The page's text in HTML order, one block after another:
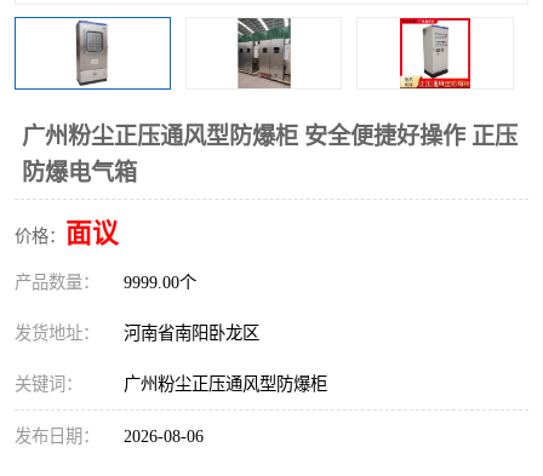
广州粉尘正压通风型防爆柜 安全便捷好操作 正压
防爆电气箱
价格： 面议
产品数量： 9999.00个
发货地址： 河南省南阳卧龙区
关键词： 广州粉尘正压通风型防爆柜
发布日期： 2026-08-06